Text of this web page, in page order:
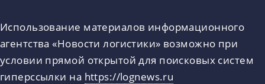
Использование материалов информационного
агентства «Новости логистики» возможно при
условии прямой открытой для поисковых систем
гиперссылки на https://lognews.ru